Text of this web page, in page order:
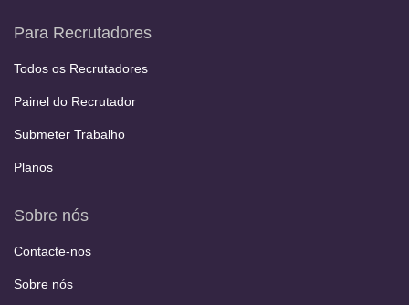
Para Recrutadores
Todos os Recrutadores
Painel do Recrutador
Submeter Trabalho
Planos
Sobre nós
Contacte-nos
Sobre nós